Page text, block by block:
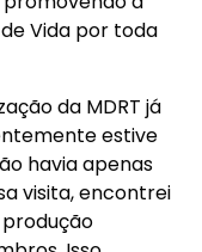
a
seguirá
no Brasil,
conectado
nos
sob
práticas
mais
mais global